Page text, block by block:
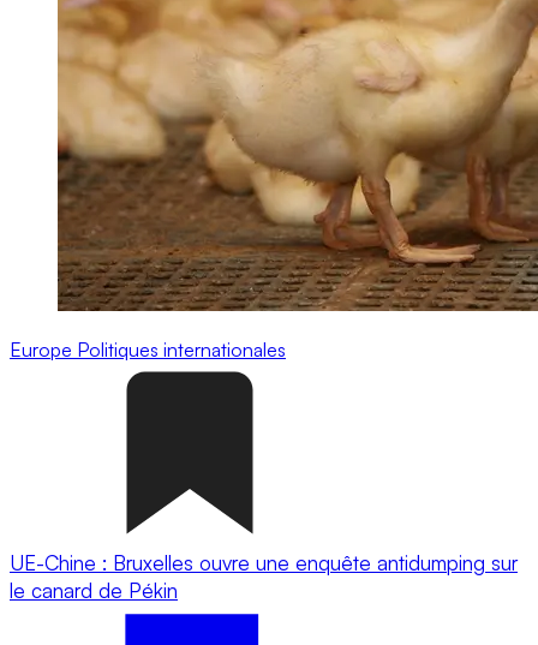
Europe Politiques internationales
UE-Chine : Bruxelles ouvre une enquête antidumping sur
le canard de Pékin